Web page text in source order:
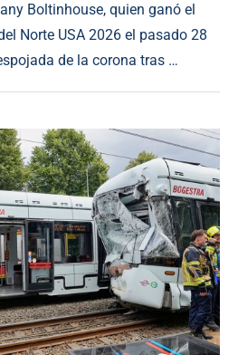
Boltinhouse, quien ganó el
Norte USA 2026 el pasado 28
de la corona tras …